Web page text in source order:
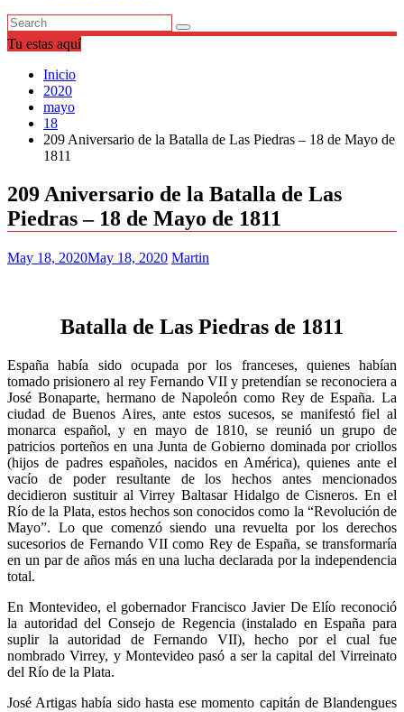
Tu estas aquí
Inicio
2020
mayo
18
209 Aniversario de la Batalla de Las Piedras – 18 de Mayo de
1811
209 Aniversario de la Batalla de Las
Piedras – 18 de Mayo de 1811
May 18, 2020May 18, 2020 Martin
Batalla de Las Piedras de 1811
España había sido ocupada por los franceses, quienes habían
tomado prisionero al rey Fernando VII y pretendían se reconociera a
José Bonaparte, hermano de Napoleón como Rey de España. La
ciudad de Buenos Aires, ante estos sucesos, se manifestó fiel al
monarca español, y en mayo de 1810, se reunió un grupo de
patricios porteños en una Junta de Gobierno dominada por criollos
(hijos de padres españoles, nacidos en América), quienes ante el
vacío de poder resultante de los hechos antes mencionados
decidieron sustituir al Virrey Baltasar Hidalgo de Cisneros. En el
Río de la Plata, estos hechos son conocidos como la “Revolución de
Mayo”. Lo que comenzó siendo una revuelta por los derechos
sucesorios de Fernando VII como Rey de España, se transformaría
en un par de años más en una lucha declarada por la independencia
total.
En Montevideo, el gobernador Francisco Javier De Elío reconoció
la autoridad del Consejo de Regencia (instalado en España para
suplir la autoridad de Fernando VII), hecho por el cual fue
nombrado Virrey, y Montevideo pasó a ser la capital del Virreinato
del Río de la Plata.
José Artigas había sido hasta ese momento capitán de Blandengues